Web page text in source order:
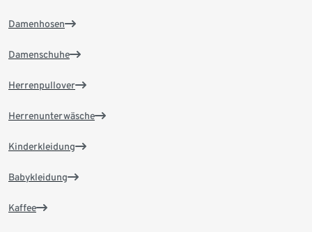
Damenhosen
Damenschuhe
Herrenpullover
Herrenunterwäsche
Kinderkleidung
Babykleidung
Kaffee